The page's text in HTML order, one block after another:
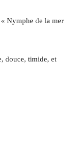
Nymphe de la mer
douce, timide, et